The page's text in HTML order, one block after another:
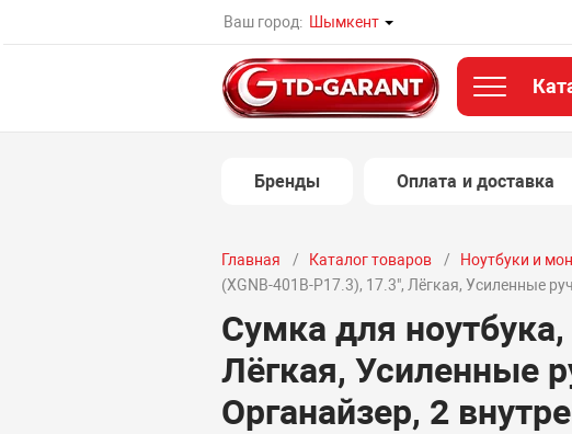
Ваш город: Шымкент
Бренды Оплата и доставка
Главная Каталог товаров Ноутбуки и
(XGNB-401B-P17.3), 17.3", Лёгкая, Усиленные
Сумка для
Лёгкая, Усиленные
Органайзер, 2